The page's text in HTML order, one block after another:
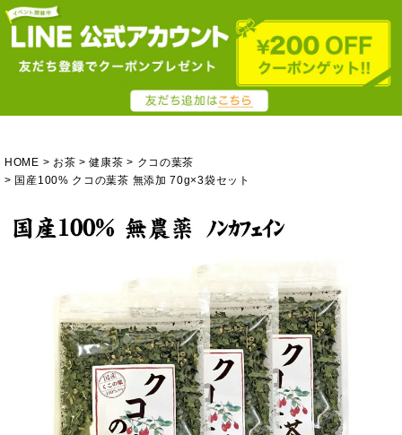
HOME お茶 健康茶
クコの葉茶
国産100% クコの葉茶 無添加 70g×3袋セット